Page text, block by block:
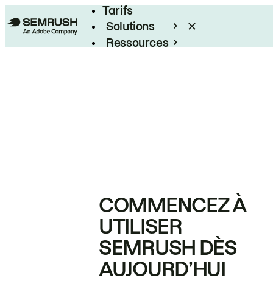
Tarifs
Solutions
Ressources
COMMENCEZ À
UTILISER
SEMRUSH DÈS
AUJOURD’HUI